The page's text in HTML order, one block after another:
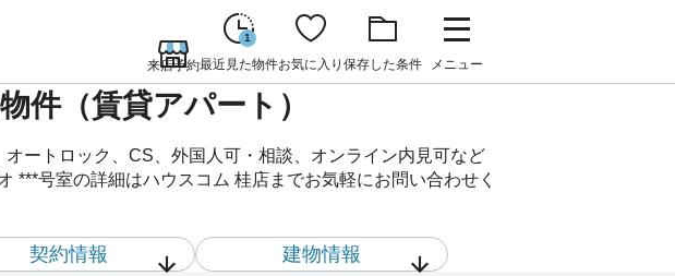
来店予約
1
最近見た物件お気に入り 保存した条件 メニュー
件（賃貸アパート）
ートロック、CS、外国人可・相談、オンライン内見可など
***号室の詳細はハウスコム 桂店までお気軽にお問い合わせく
契約情報 建物情報